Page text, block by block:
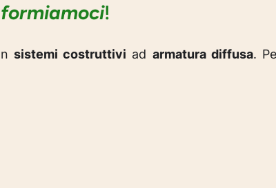
!
sistemi costruttivi ad armatura diffusa.